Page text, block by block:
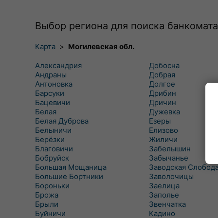
Выбор региона для поиска банкомата
Карта > Могилевская обл.
Александрия
Андраны
Антоновка
Барсуки
Бацевичи
Белая
Белая Дуброва
Белыничи
Берёзки
Благовичи
Бобруйск
Большая Мощаница
Большие Бортники
Бороньки
Брожа
Брыли
Буйничи
Добосна
Добрая
Долгое
Дрибин
Дричин
Дужевка
Езеры
Елизово
Жиличи
Забелышин
Забычанье
Заводская
Заволочицы
Заелица
Заполье
Звенчатка
Кадино